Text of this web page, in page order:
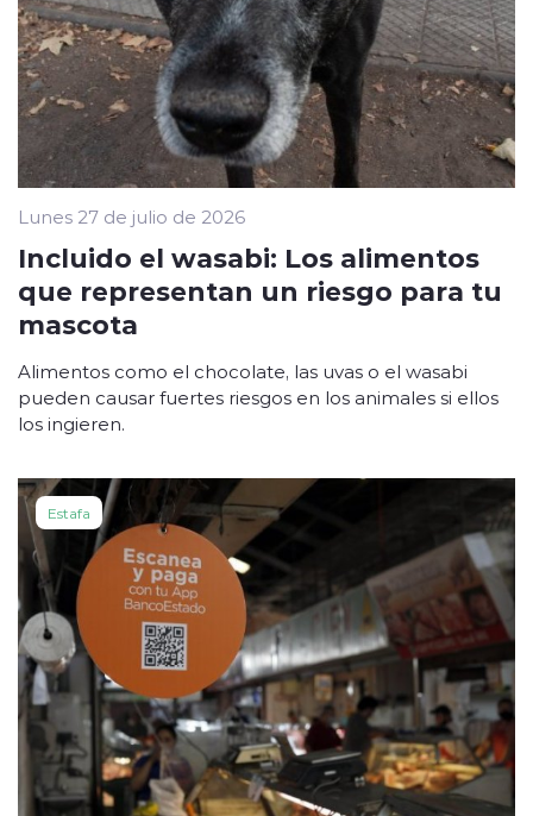
Lunes 27 de julio de 2026
Incluido el wasabi: Los alimentos
que representan un riesgo para tu
mascota
Alimentos como el chocolate, las uvas o el wasabi
pueden causar fuertes riesgos en los animales si ellos
los ingieren.
Estafa